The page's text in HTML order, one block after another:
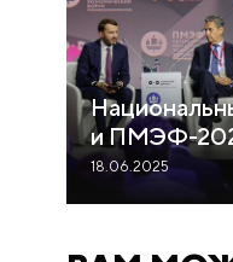
18.06.2025
и ПМЭФ-
«Формируя